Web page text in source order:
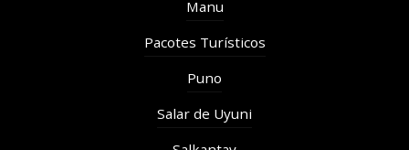
Manu
Pacotes Turísticos
Puno
Salar de Uyuni